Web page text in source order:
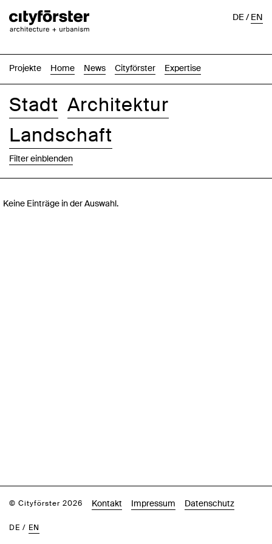
Projekte Home News Cityförster Expertise
DE/EN
Stadt Architektur
Landschaft
Filter einblenden
Keine Einträge in der Auswahl.
© Cityförster 2026 Kontakt Impressum Datenschutz
DE / EN